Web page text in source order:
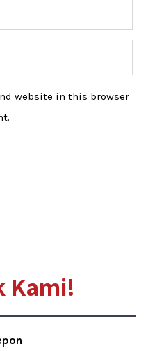
website in this browser
Kami!